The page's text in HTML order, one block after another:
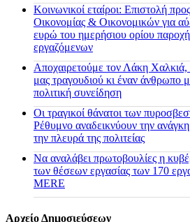
Κοινωνικοί εταίροι: Επιστολή
Οικονομίας & Οικονομικών για
ευρώ του ημερήσιου ορίου
εργαζόμενων
Αποχαιρετούμε τον Λάκη
μας τραγουδιού κι έναν άνθρωπο
πολιτική συνείδηση
Οι τραγικοί θάνατοι των
Ρέθυμνο αναδεικνύουν την
την πλευρά της πολιτείας
Να αναλάβει πρωτοβουλίες η
των θέσεων εργασίας των 170
MERE
Αρχείο Δημοσιεύσεων